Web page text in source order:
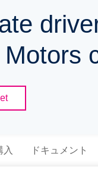
入 ドキュメント